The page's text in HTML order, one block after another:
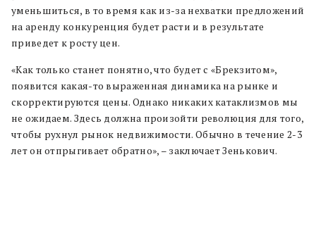
уменьшиться, в то время как из-за нехватки предложений
на аренду конкуренция будет расти и в результате
приведет к росту цен.
«Как только станет понятно, что будет с «Брекзитом»,
появится какая-то выраженная динамика на рынке и
скорректируются цены. Однако никаких катаклизмов мы
не ожидаем. Здесь должна произойти революция для того,
чтобы рухнул рынок недвижимости. Обычно в течение 2-3
лет он отпрыгивает обратно», – заключает Зенькович.